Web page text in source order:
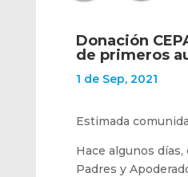
Donación
de primeros
1 de Sep, 2021
Estimada
Hace algunos
Padres y